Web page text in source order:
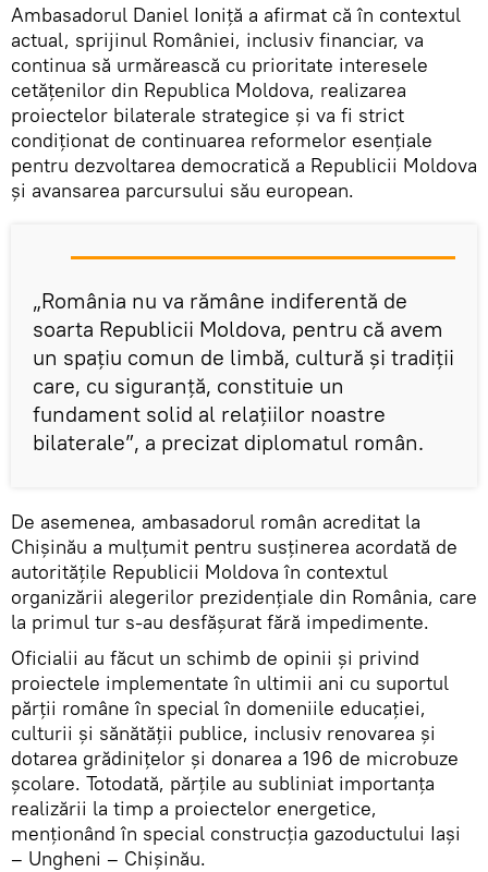
Ambasadorul Daniel Ioniţă a afirmat că în contextul
actual, sprijinul României, inclusiv financiar, va
continua să urmărească cu prioritate interesele
cetățenilor din Republica Moldova, realizarea
proiectelor bilaterale strategice și va fi strict
condiționat de continuarea reformelor esențiale
pentru dezvoltarea democratică a Republicii Moldova
și avansarea parcursului său european.
„România nu va rămâne indiferentă de
soarta Republicii Moldova, pentru că avem
un spațiu comun de limbă, cultură și tradiții
care, cu siguranță, constituie un
fundament solid al relațiilor noastre
bilaterale”, a precizat diplomatul român.
De asemenea, ambasadorul român acreditat la
Chișinău a mulțumit pentru susținerea acordată de
autoritățile Republicii Moldova în contextul
organizării alegerilor prezidențiale din România, care
la primul tur s-au desfășurat fără impedimente.
Oficialii au făcut un schimb de opinii şi privind
proiectele implementate în ultimii ani cu suportul
părții române în special în domeniile educației,
culturii și sănătății publice, inclusiv renovarea și
dotarea grădinițelor și donarea a 196 de microbuze
școlare. Totodată, părțile au subliniat importanța
realizării la timp a proiectelor energetice,
menționând în special construcția gazoductului Iași
– Ungheni – Chișinău.